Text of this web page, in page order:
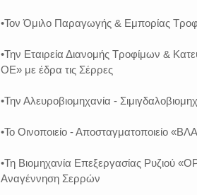
•Τον Όμιλο Παραγωγής & Εμπορίας
•Την Εταιρεία Διανομής Τροφίμων &
ΟΕ» με έδρα τις Σέρρες
•Την Αλευροβιομηχανία -
•Το Οινοποιείο - Αποσταγματοποιείο
•Τη Βιομηχανία Επεξεργασίας
Αναγέννηση Σερρών